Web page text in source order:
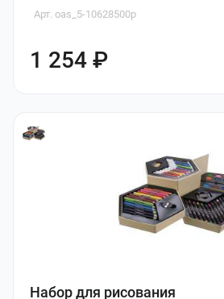
Арт. oas_5-10628500p
1 254 ₽
Набор для рисования